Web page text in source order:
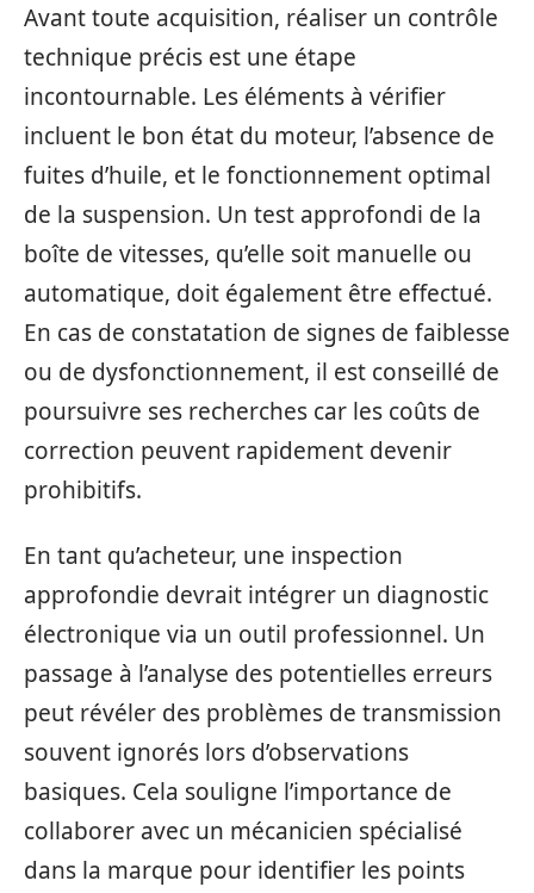
Avant toute acquisition, réaliser un contrôle
technique précis est une étape
incontournable. Les éléments à vérifier
incluent le bon état du moteur, l’absence de
fuites d’huile, et le fonctionnement optimal
de la suspension. Un test approfondi de la
boîte de vitesses, qu’elle soit manuelle ou
automatique, doit également être effectué.
En cas de constatation de signes de faiblesse
ou de dysfonctionnement, il est conseillé de
poursuivre ses recherches car les coûts de
correction peuvent rapidement devenir
prohibitifs.
En tant qu’acheteur, une inspection
approfondie devrait intégrer un diagnostic
électronique via un outil professionnel. Un
passage à l’analyse des potentielles erreurs
peut révéler des problèmes de transmission
souvent ignorés lors d’observations
basiques. Cela souligne l’importance de
collaborer avec un mécanicien spécialisé
dans la marque pour identifier les points